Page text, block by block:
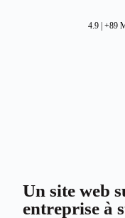
4.9 | +89
Un site web
entreprise à